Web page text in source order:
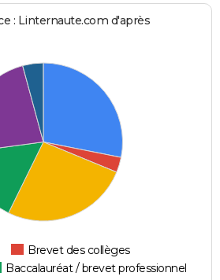
: Linternaute.com d'après
Brevet des collèges
Baccalauréat / brevet professionnel